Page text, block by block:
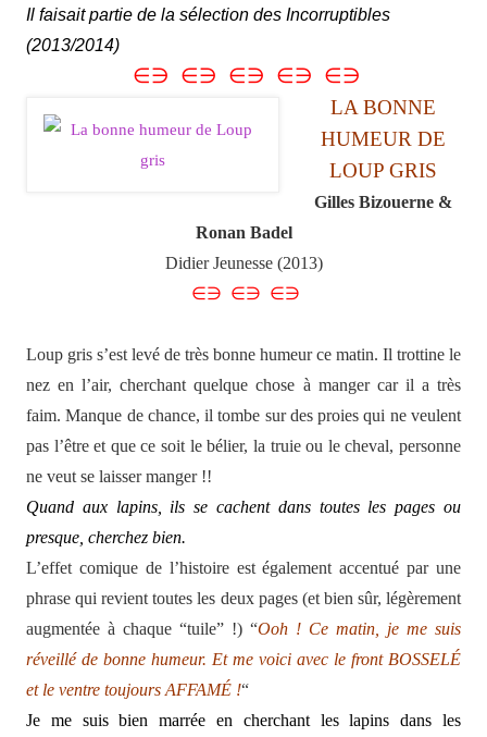
Il faisait partie de la sélection des Incorruptibles
(2013/2014)
∈∋ ∈∋ ∈∋ ∈∋ ∈∋
LA BONNE
HUMEUR DE
LOUP GRIS
Gilles Bizouerne &
Ronan Badel
Didier Jeunesse (2013)
∈∋ ∈∋ ∈∋
Loup gris s’est levé de très bonne humeur ce matin. Il trottine le
nez en l’air, cherchant quelque chose à manger car il a très
faim. Manque de chance, il tombe sur des proies qui ne veulent
pas l’être et que ce soit le bélier, la truie ou le cheval, personne
ne veut se laisser manger !!
Quand aux lapins, ils se cachent dans toutes les pages ou
presque, cherchez bien.
L’effet comique de l’histoire est également accentué par une
phrase qui revient toutes les deux pages (et bien sûr, légèrement
augmentée à chaque “tuile” !) “Ooh ! Ce matin, je me suis
réveillé de bonne humeur. Et me voici avec le front BOSSELÉ
et le ventre toujours AFFAMÉ !“
Je me suis bien marrée en cherchant les lapins dans les